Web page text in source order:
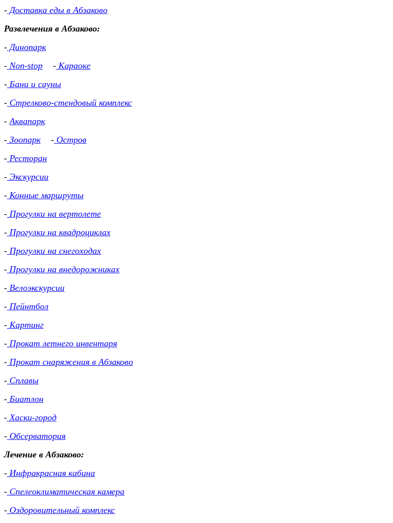
- Доставка еды в Абзаково
Развлечения в Абзаково:
- Динопарк
- Non-stop - Караоке
- Бани и сауны
- Стрелково-стендовый комплекс
- Аквапарк
- Зоопарк - Остров
- Ресторан
- Экскурсии
- Конные маршруты
- Прогулки на вертолете
- Прогулки на квадроциклах
- Прогулки на снегоходах
- Прогулки на внедорожниках
- Велоэкскурсии
- Пейнтбол
- Картинг
- Прокат летнего инвентаря
- Прокат снаряжения в Абзаково
- Сплавы
- Биатлон
- Хаски-город
- Обсерватория
Лечение в Абзаково:
- Инфракрасная кабина
- Спелеоклиматическая камера
- Оздоровительный комплекс